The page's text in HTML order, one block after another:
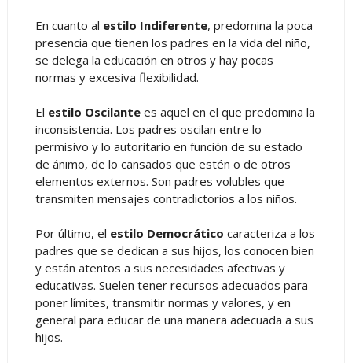
En cuanto al estilo Indiferente, predomina la poca
presencia que tienen los padres en la vida del niño,
se delega la educación en otros y hay pocas
normas y excesiva flexibilidad.
El estilo Oscilantees aquel en el que predomina la
inconsistencia. Los padres oscilan entre lo
permisivo y lo autoritario en función de su estado
de ánimo, de lo cansados que estén o de otros
elementos externos. Son padres volubles que
transmiten mensajes contradictorios a los niños.
Por último, el estilo Democrático caracteriza a los
padres que se dedican a sus hijos, los conocen bien
y están atentos a sus necesidades afectivas y
educativas. Suelen tener recursos adecuados para
poner límites, transmitir normas y valores, y en
general para educar de una manera adecuada a sus
hijos.